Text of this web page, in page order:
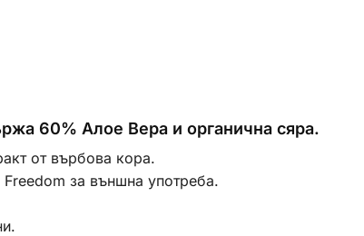
60% Алое Вера и органична сяра.
от върбова кора.
за външна употреба.